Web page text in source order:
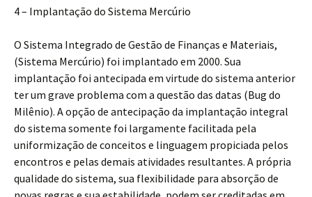
4 – Implantação do Sistema Mercúrio
O Sistema Integrado de Gestão de Finanças e Materiais,
(Sistema Mercúrio) foi implantado em 2000. Sua
implantação foi antecipada em virtude do sistema anterior
ter um grave problema com a questão das datas (Bug do
Milênio). A opção de antecipação da implantação integral
do sistema somente foi largamente facilitada pela
uniformização de conceitos e linguagem propiciada pelos
encontros e pelas demais atividades resultantes. A própria
qualidade do sistema, sua flexibilidade para absorção de